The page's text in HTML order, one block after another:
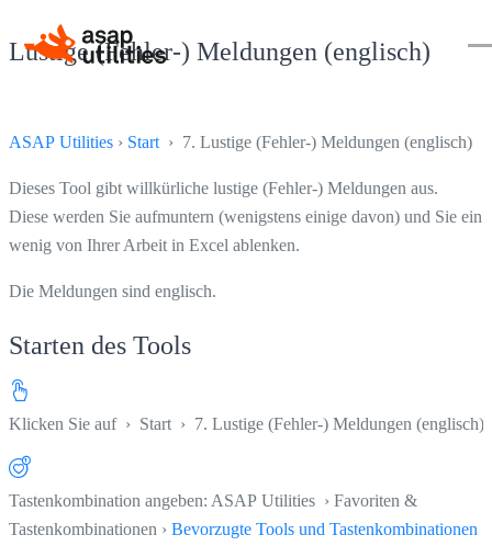
Lustige (Fehler-) Meldungen (englisch)
ASAP Utilities › Start › 7. Lustige (Fehler-) Meldungen (englisch)
Dieses Tool gibt willkürliche lustige (Fehler-) Meldungen aus.
Diese werden Sie aufmuntern (wenigstens einige davon) und Sie ein
wenig von Ihrer Arbeit in Excel ablenken.
Die Meldungen sind englisch.
Starten des Tools
Klicken Sie auf › Start › 7. Lustige (Fehler-) Meldungen (englisch)
Tastenkombination angeben: ASAP Utilities › Favoriten &
Tastenkombinationen › Bevorzugte Tools und Tastenkombinationen